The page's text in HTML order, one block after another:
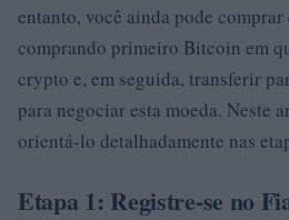
entanto, você ainda pode
comprando primeiro Bitcoin em
crypto e, em seguida, transferir
para negociar esta moeda. Neste
orientá-lo detalhadamente nas
Etapa 1: Registre-se no